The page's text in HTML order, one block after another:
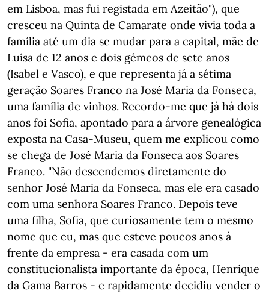
em Lisboa, mas fui registada em Azeitão"), que
cresceu na Quinta de Camarate onde vivia toda a
família até um dia se mudar para a capital, mãe de
Luísa de 12 anos e dois gémeos de sete anos
(Isabel e Vasco), e que representa já a sétima
geração Soares Franco na José Maria da Fonseca,
uma família de vinhos. Recordo-me que já há dois
anos foi Sofia, apontado para a árvore genealógica
exposta na Casa-Museu, quem me explicou como
se chega de José Maria da Fonseca aos Soares
Franco. "Não descendemos diretamente do
senhor José Maria da Fonseca, mas ele era casado
com uma senhora Soares Franco. Depois teve
uma filha, Sofia, que curiosamente tem o mesmo
nome que eu, mas que esteve poucos anos à
frente da empresa - era casada com um
constitucionalista importante da época, Henrique
da Gama Barros - e rapidamente decidiu vender o